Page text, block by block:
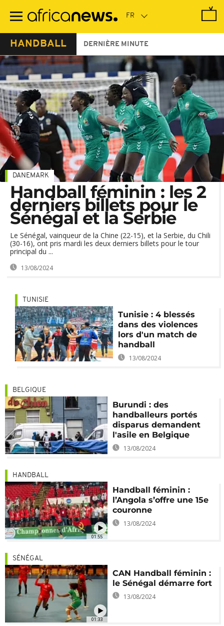
contenu
HANDBALL DERNIÈRE MINUTE
DANEMARK
Handball féminin : les 2
derniers billets pour le
Sénégal et la Serbie
Le Sénégal, vainqueur de la Chine (22-15), et la Serbie, du Chili
(30-16), ont pris mardi les deux derniers billets pour le tour
principal du ...
13/08/2024
TUNISIE
Tunisie : 4 blessés
dans des violences
lors d'un match de
handball
13/08/2024
BELGIQUE
Burundi : des
handballeurs portés
disparus demandent
l'asile en Belgique
13/08/2024
01:55
HANDBALL
Handball féminin :
l’Angola s’offre une 15e
couronne
13/08/2024
01:33
SÉNÉGAL
CAN Handball féminin :
le Sénégal démarre fort
13/08/2024